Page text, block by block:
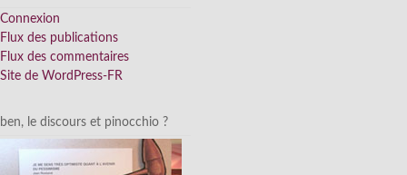
Connexion
Flux des publications
Flux des commentaires
Site de WordPress-FR
ben, le discours et pinocchio ?